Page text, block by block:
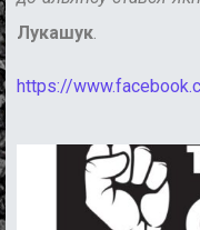
Лукашук.
https://